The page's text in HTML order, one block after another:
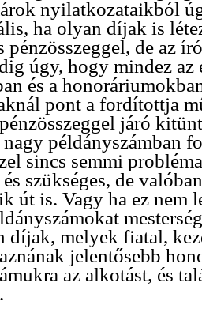
nyilatkozataikból
ha olyan díjak is
pénzösszeggel, de az
úgy, hogy mindez az
és a
pont a fordítottja
járó
példányszámban
sincs semmi
szükséges, de
út is. Vagy ha ez nem
díjak, melyek fiatal,
jelentősebb
az alkotást, és